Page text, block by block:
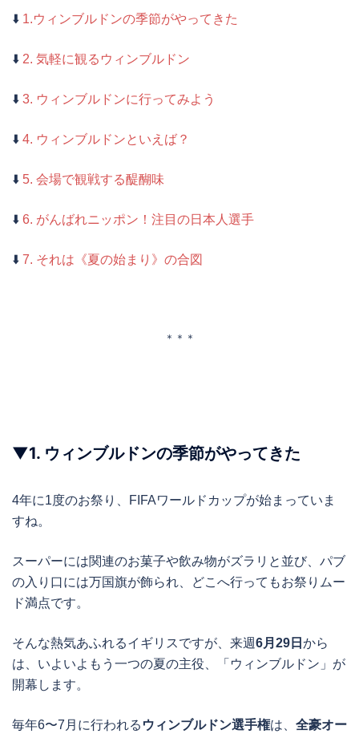
⬇️ 1.ウィンブルドンの季節がやってきた
⬇️ 2. 気軽に観るウィンブルドン
⬇️ 3. ウィンブルドンに行ってみよう
⬇️ 4. ウィンブルドンといえば？
⬇️ 5. 会場で観戦する醍醐味
⬇️ 6. がんばれニッポン！注目の日本人選手
⬇️ 7. それは《夏の始まり》の合図
＊＊＊
▼1. ウィンブルドンの季節がやってきた
4年に1度のお祭り、FIFAワールドカップが始まっていま
すね。
スーパーには関連のお菓子や飲み物がズラリと並び、パブ
の入り口には万国旗が飾られ、どこへ行ってもお祭りムー
ド満点です。
そんな熱気あふれるイギリスですが、来週6月29日 から
は、いよいよもう一つの夏の主役、「ウィンブルドン」が
開幕します。
毎年6〜7月に行われる ウィンブルドン選手権は、 全豪オー